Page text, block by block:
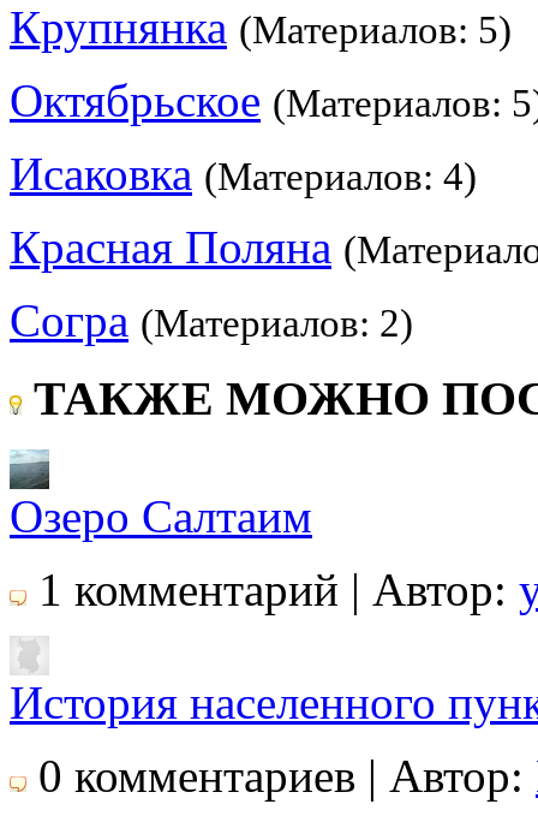
Крупнянка (Материалов: 5)
Октябрьское (Материалов:
Исаковка (Материалов: 4)
Красная Поляна
Согра (Материалов: 2)
ТАКЖЕ МОЖНО
Озеро Салтаим
1 комментарий | Автор:
История населенного
0 комментариев | Автор: